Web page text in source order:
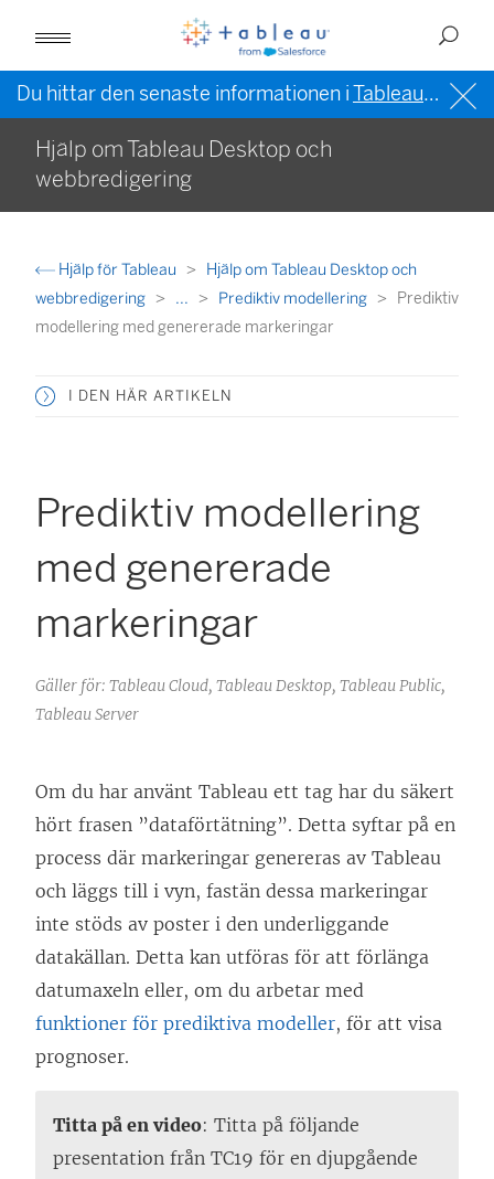
Du hittar den senaste informationen iTableau-hjälpen på engelska (USA)
Hjälp om Tableau Desktop och
webbredigering
Hjälp för Tableau
Hjälp om Tableau Desktop och
webbredigering
... Prediktiv modellering
Prediktiv
modellering med genererade markeringar
I DEN HÄR ARTIKELN
Prediktiv modellering
med genererade
markeringar
Gäller för: Tableau Cloud, Tableau Desktop, Tableau Public,
Tableau Server
Om du har använt Tableau ett tag har du säkert
hört frasen ”dataförtätning”. Detta syftar på en
process där markeringar genereras av Tableau
och läggs till i vyn, fastän dessa markeringar
inte stöds av poster i den underliggande
datakällan. Detta kan utföras för att förlänga
datumaxeln eller, om du arbetar med
funktioner för prediktiva modeller, för att visa
prognoser.
Titta på en video: Titta på följande
presentation från TC19 för en djupgående